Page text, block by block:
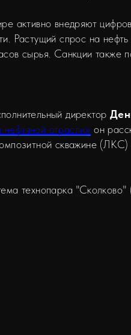
активно внедряют
Растущий спрос на
сырья. Санкции также
директор
отрасли» он
скважине
технопарка "Сколково"